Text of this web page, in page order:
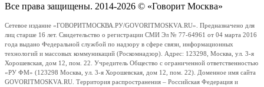
Все права защищены. 2014-2026 © «Говорит Москва»
Сетевое издание «ГОВОРИТМОСКВА.РУ/GOVORITMOSKVA.RU». Предназначено для
лиц старше 16 лет. Свидетельство о регистрации СМИ Эл № 77-64961 от 04 марта 2016
года выдано Федеральной службой по надзору в сфере связи, информационных
технологий и массовых коммуникаций (Роскомнадзор). Адрес: 123298, Москва, ул. 3-я
Хорошевская, дом 12, пом. 22. Учредитель Общество с ограниченной ответственностью
«РУ ФМ» (123298 Москва, ул. 3-я Хорошевская, дом 12, пом. 22). Доменное имя сайта
GOVORITMOSKVA.RU. Территория распространения – Российская Федерация и